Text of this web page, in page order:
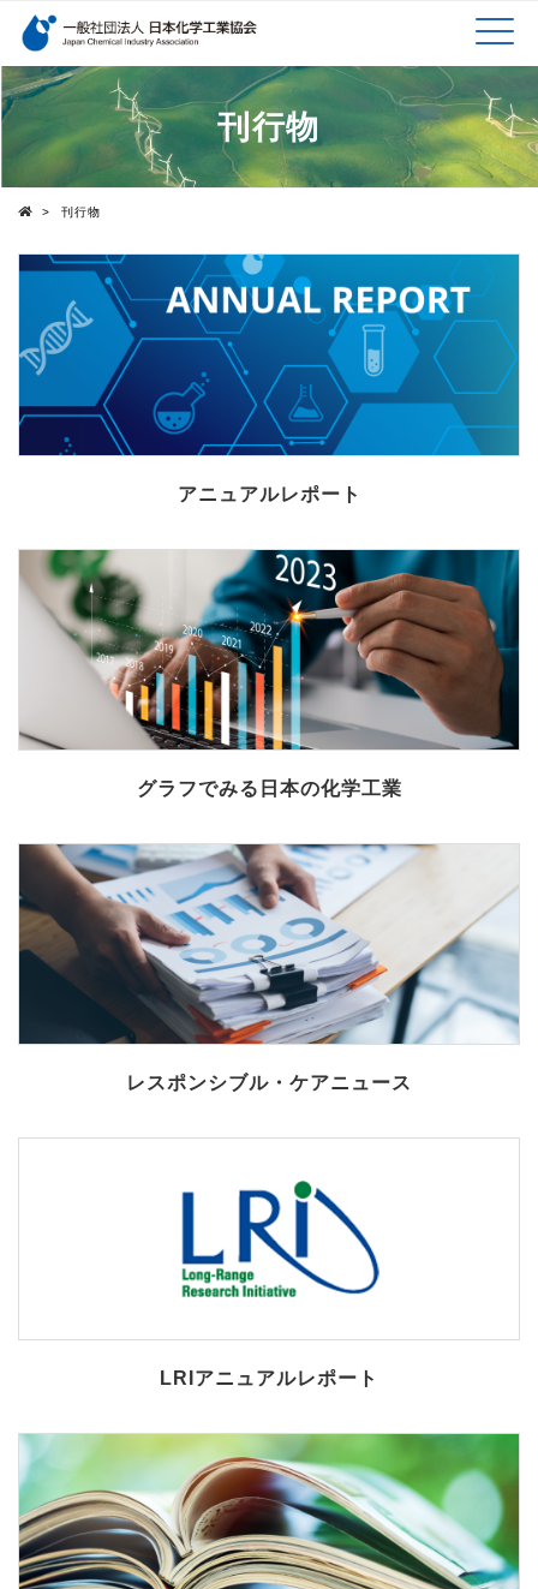
メインコンテンツに移動
検索キーワード
MEN
U
刊行物
> 刊行物
アニュアルレポート
グラフでみる日本の化学工業
レスポンシブル・ケアニュース
LRIアニュアルレポート